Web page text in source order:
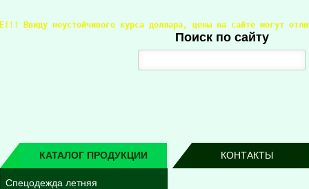
Поиск по сайту
Ввиду неустойчивого курса доллара, цены на сайте могут
КАТАЛОГ ПРОДУКЦИИ КОНТАКТЫ
Спецодежда летняя